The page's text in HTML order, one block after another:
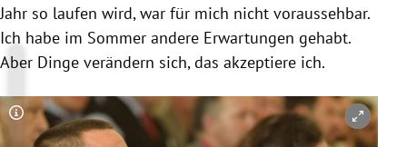
Jahr so laufen wird, war für mich nicht voraussehbar.
Ich habe im Sommer andere Erwartungen gehabt.
Aber Dinge verändern sich, das akzeptiere ich.
Copyright-Hinweis öffnen/schließen